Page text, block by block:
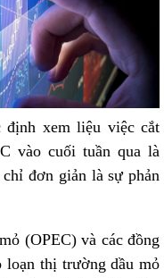
định xem liệu việc cắt
vào cuối tuần qua là
đơn giản là sự phản
(OPEC) và các đồng
loạn thị trường dầu mỏ